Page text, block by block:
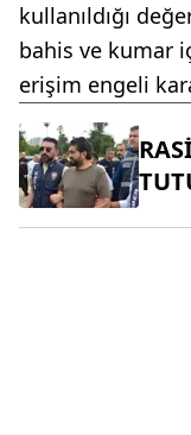
kullanıldığı
bahis ve kumar
erişim engeli